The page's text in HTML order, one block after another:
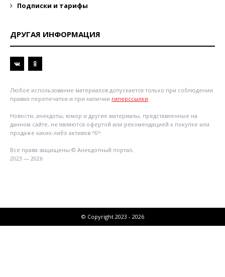
Подписки и тарифы
ДРУГАЯ ИНФОРМАЦИЯ
Любое использование материалов допускается только при соблюдении
правил перепечатки и при наличии гиперссылки
Новости, анекдоты, юмор и другие материалы, представленные на
данном сайте, не являются офертой или рекомендацией к покупке или
продаже каких-либо активов ^0^
Все права защищены © Анекдотный портал,
2023 — 2026
© Copyright 2023 - 2026